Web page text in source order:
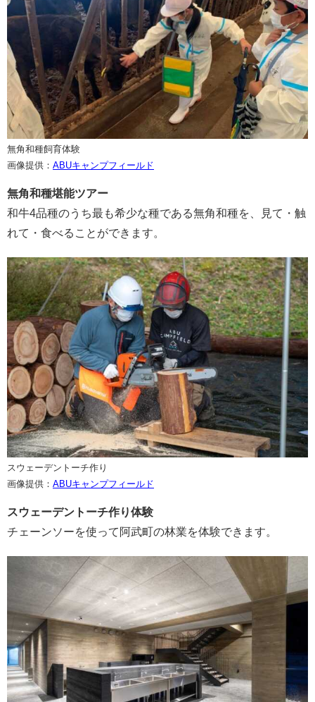
無角和種飼育体験
画像提供： ABUキャンプフィールド
無角和種堪能ツアー
和牛4品種のうち最も希少な種である無角和種を、見て・触
れて・食べることができます。
スウェーデントーチ作り
画像提供： ABUキャンプフィールド
スウェーデントーチ作り体験
チェーンソーを使って阿武町の林業を体験できます。